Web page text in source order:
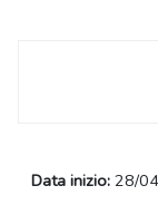
Data inizio: 28/